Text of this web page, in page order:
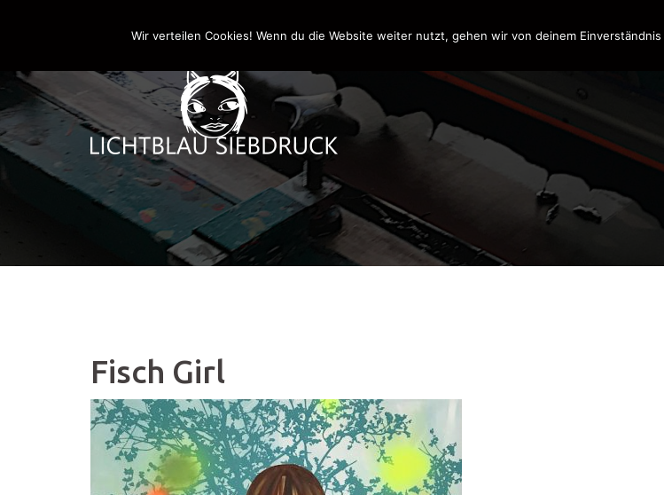
Fisch Girl
Wir verteilen Cookies! Wenn du die Website weiter nutzt, gehen wir von deinem Einverständnis